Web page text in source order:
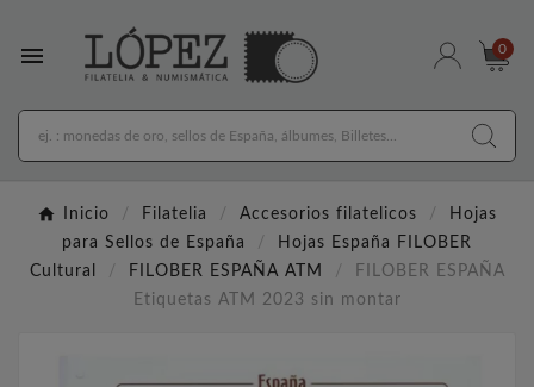
 0
Inicio Filatelia Accesorios filatelicos
Hojas
para Sellos de España
Hojas España FILOBER
Cultural
FILOBER ESPAÑA ATM
FILOBER ESPAÑA
Etiquetas ATM 2023 sin montar